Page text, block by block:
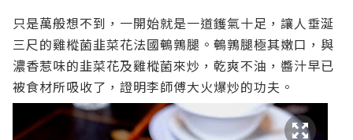
只是萬般想不到，一開始就是一道鑊氣十足，讓人垂涎
三尺的雞樅菌韭菜花法國鵪鶉腿。鵪鶉腿極其嫩口，與
濃香惹味的韭菜花及雞樅菌來炒，乾爽不油，醬汁早已
被食材所吸收了，證明李師傅大火爆炒的功夫。